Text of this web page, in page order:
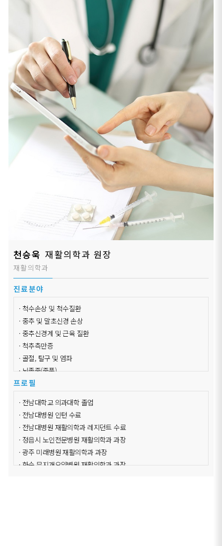
천승욱 재활의학과 원장
재활의학과
진료분야
· 척수손상 및 척수질환
· 중추 및 말초신경 손상
· 중추신경계 및 근육 질환
· 척추측만증
· 골절, 탈구 및 염좌
· 뇌졸중(중풍)
· 요부 질환 및 만성 통증
· 연하곤란
· 호흡기 및 순환기 장애
프로필
· 전남대학교 의과대학 졸업
· 전남대병원 인턴 수료
· 전남대병원 재활의학과 레지던트 수료
· 정읍시 노인전문병원 재활의학과 과장
· 광주 미래병원 재활의학과 과장
· 화순 무지개요양병원 재활의학과 과장